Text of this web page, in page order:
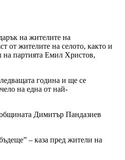
на жителите на
от жителите на селото, както и
на партията Емил Христов,
година и ще се
на една от най-
Димитър Пандазиев
– каза пред жители на